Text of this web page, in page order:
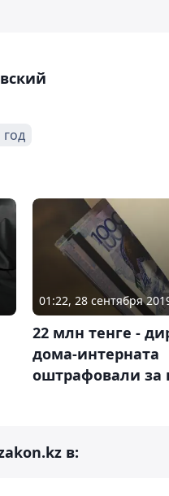
год
01:22, 28 сентября
22 млн тенге -
дома-интерната
оштрафовали за
в: